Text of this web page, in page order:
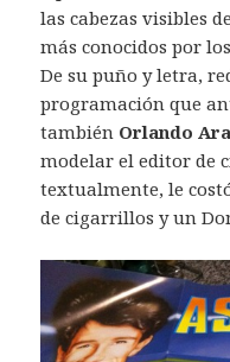
las cabezas visibles
más conocidos por
De su puño y letra,
programación que
también Orlando
modelar el editor de
textualmente, le
de cigarrillos y un